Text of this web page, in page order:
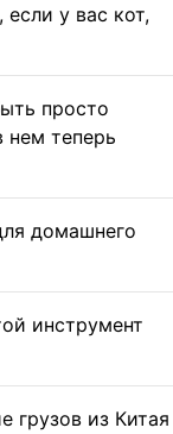
у вас кот,
просто
нем теперь
домашнего
инструмент
грузов из Китая